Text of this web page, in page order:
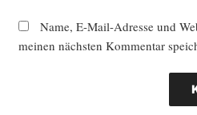
Name, E-Mail-Adresse und
meinen nächsten Kommentar